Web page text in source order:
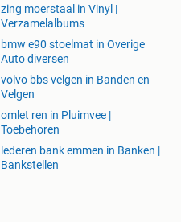
zing moerstaal in Vinyl |
Verzamelalbums
bmw e90 stoelmat in Overige
Auto diversen
volvo bbs velgen in Banden en
Velgen
omlet ren in Pluimvee |
Toebehoren
lederen bank emmen in Banken |
Bankstellen